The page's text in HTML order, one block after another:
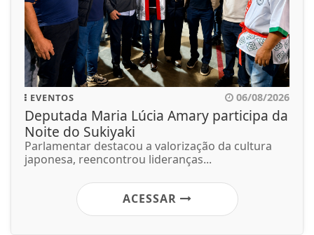
EVENTOS 06/08/2026
Deputada Maria Lúcia Amary participa da
Noite do Sukiyaki
Parlamentar destacou a valorização da cultura
japonesa, reencontrou lideranças...
ACESSAR